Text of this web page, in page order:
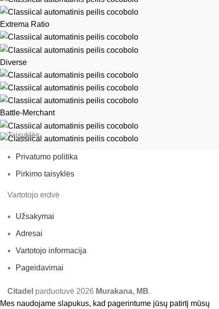
Extrema Ratio
Diverse
Battle-Merchant
Taisyklės
Privatumo politika
Pirkimo taisyklės
Vartotojo erdvė
Užsakymai
Adresai
Vartotojo informacija
Pageidavimai
Citadel parduotuvė 2026 Murakana, MB.
Mes naudojame slapukus, kad pagerintume jūsų patirtį mūsų